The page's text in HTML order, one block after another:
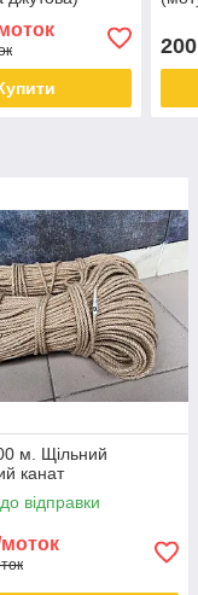
200
м. Щільний
канат
відправки